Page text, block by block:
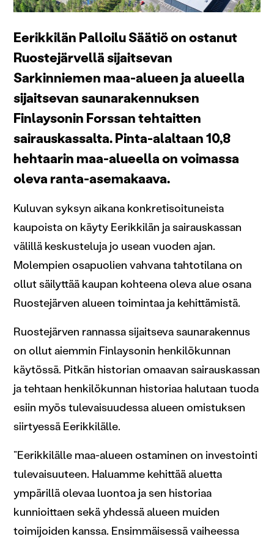
Eerikkilän Palloilu Säätiö on ostanut
Ruostejärvellä sijaitsevan
Sarkinniemen maa-alueen ja alueella
sijaitsevan saunarakennuksen
Finlaysonin Forssan tehtaitten
sairauskassalta. Pinta-alaltaan 10,8
hehtaarin maa-alueella on voimassa
oleva ranta-asemakaava.
Kuluvan syksyn aikana konkretisoituneista
kaupoista on käyty Eerikkilän ja sairauskassan
välillä keskusteluja jo usean vuoden ajan.
Molempien osapuolien vahvana tahtotilana on
ollut säilyttää kaupan kohteena oleva alue osana
Ruostejärven alueen toimintaa ja kehittämistä.
Ruostejärven rannassa sijaitseva saunarakennus
on ollut aiemmin Finlaysonin henkilökunnan
käytössä. Pitkän historian omaavan sairauskassan
ja tehtaan henkilökunnan historiaa halutaan tuoda
esiin myös tulevaisuudessa alueen omistuksen
siirtyessä Eerikkilälle.
”Eerikkilälle maa-alueen ostaminen on investointi
tulevaisuuteen. Haluamme kehittää aluetta
ympärillä olevaa luontoa ja sen historiaa
kunnioittaen sekä yhdessä alueen muiden
toimijoiden kanssa. Ensimmäisessä vaiheessa